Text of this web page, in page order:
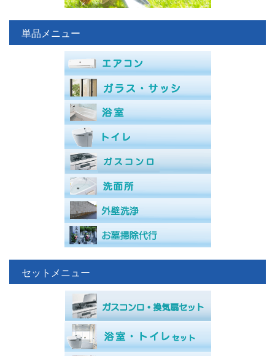
単品メニュー
セットメニュー